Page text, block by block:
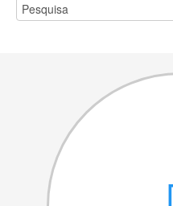
Galerias Fotográficas
Dia da Amizade
Dia da Mulher
Dia do Pai